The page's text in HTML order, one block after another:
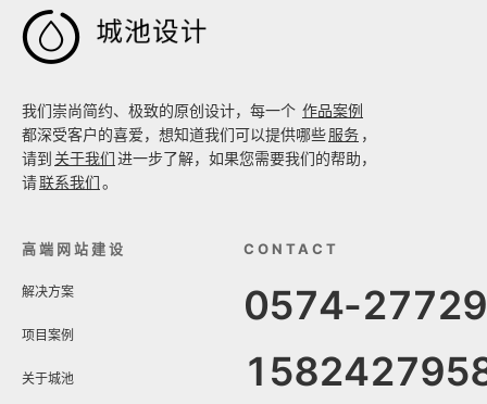

我们崇尚简约、极致的原创设计，每一个 作品案例
都深受客户的喜爱，想知道我们可以提供哪些服务 ，
请到 关于我们进一步了解，如果您需要我们的帮助，
请联系我们。
高端网站建设
解决方案
项目案例
关于城池
CONTACT
0574-